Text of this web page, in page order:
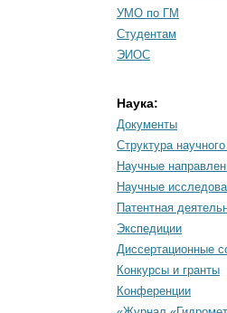
УМО по ГМ
Студентам
ЭИОС
Наука:
Документы
Cтруктура
Научные
Научные
Патентная
Экспедиции
Диссертационные
Конкурсы и гранты
Конференции